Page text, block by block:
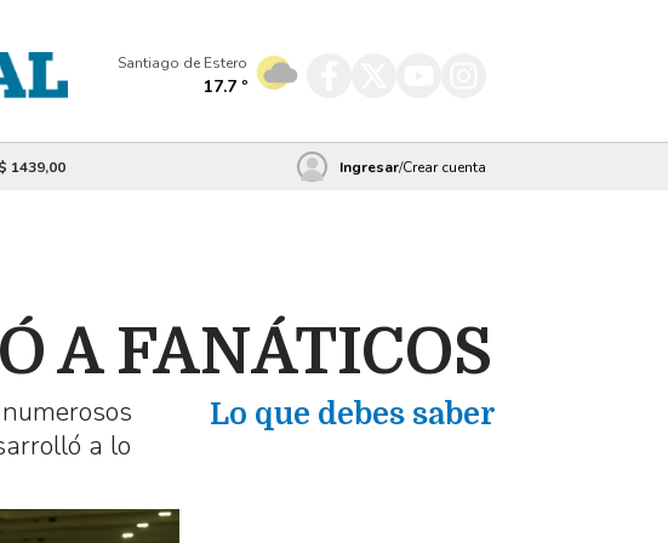
Santiago de Estero
17.7 º
$ 1439,00 Ingresar/Crear cuenta
A FANÁTICOS
a lo
Lo que debes saber